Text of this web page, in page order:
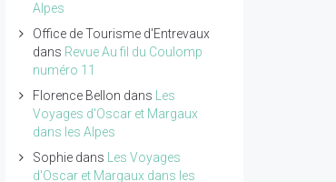
Alpes
Office de Tourisme d'Entrevaux
dans Revue Au fil du Coulomp
numéro 11
Florence Bellon dans
Les
Voyages d'Oscar et Margaux
dans les Alpes
Sophiedans
Les Voyages
d'Oscar et Margaux dans les